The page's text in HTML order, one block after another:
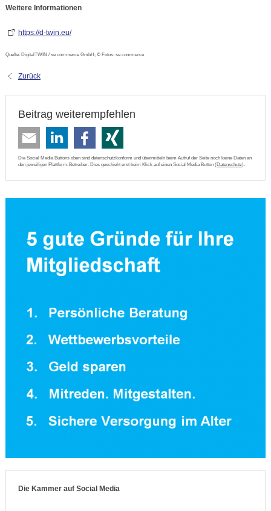
Weitere Informationen
https://d-twin.eu/
Quelle: DigitalTWIN / se commerce GmbH; © Fotos: se commerce
Zurück
Beitrag weiterempfehlen
Die Social Media Buttons oben sind datenschutzkonform und übermitteln beim Aufruf der Seite noch keine Daten an
den jeweiligen Plattform-Betreiber. Dies geschieht erst beim Klick auf einen Social Media Button (Datenschutz).
Die Kammer auf Social Media